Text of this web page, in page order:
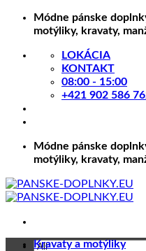
Skip
Módne pánske
motýliky, kravaty,
LOKÁCIA
KONTAKT
08:00 - 15:00
+421 902 586
Módne pánske
motýliky, kravaty,
Kravaty a motýliky